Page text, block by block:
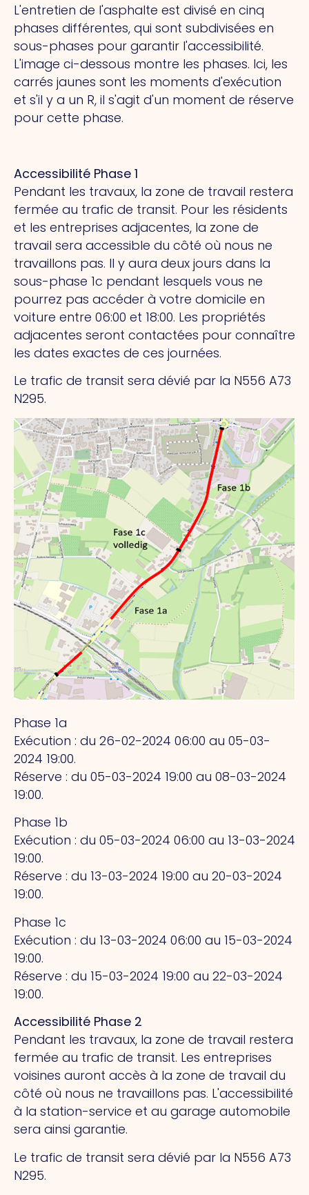
L'entretien de l'asphalte est divisé en cinq
phases différentes, qui sont subdivisées en
sous-phases pour garantir l'accessibilité.
L'image ci-dessous montre les phases. Ici, les
carrés jaunes sont les moments d'exécution
et s'il y a un R, il s'agit d'un moment de réserve
pour cette phase.
Accessibilité Phase 1
Pendant les travaux, la zone de travail restera
fermée au trafic de transit. Pour les résidents
et les entreprises adjacentes, la zone de
travail sera accessible du côté où nous ne
travaillons pas. Il y aura deux jours dans la
sous-phase 1c pendant lesquels vous ne
pourrez pas accéder à votre domicile en
voiture entre 06:00 et 18:00. Les propriétés
adjacentes seront contactées pour connaître
les dates exactes de ces journées.
Le trafic de transit sera dévié par la N556 A73
N295.
Phase 1a
Exécution : du 26-02-2024 06:00 au 05-03-
2024 19:00.
Réserve : du 05-03-2024 19:00 au 08-03-2024
19:00.
Phase 1b
Exécution : du 05-03-2024 06:00 au 13-03-2024
19:00.
Réserve : du 13-03-2024 19:00 au 20-03-2024
19:00.
Phase 1c
Exécution : du 13-03-2024 06:00 au 15-03-2024
19:00.
Réserve : du 15-03-2024 19:00 au 22-03-2024
19:00.
Accessibilité Phase 2
Pendant les travaux, la zone de travail restera
fermée au trafic de transit. Les entreprises
voisines auront accès à la zone de travail du
côté où nous ne travaillons pas. L'accessibilité
à la station-service et au garage automobile
sera ainsi garantie.
Le trafic de transit sera dévié par la N556 A73
N295.